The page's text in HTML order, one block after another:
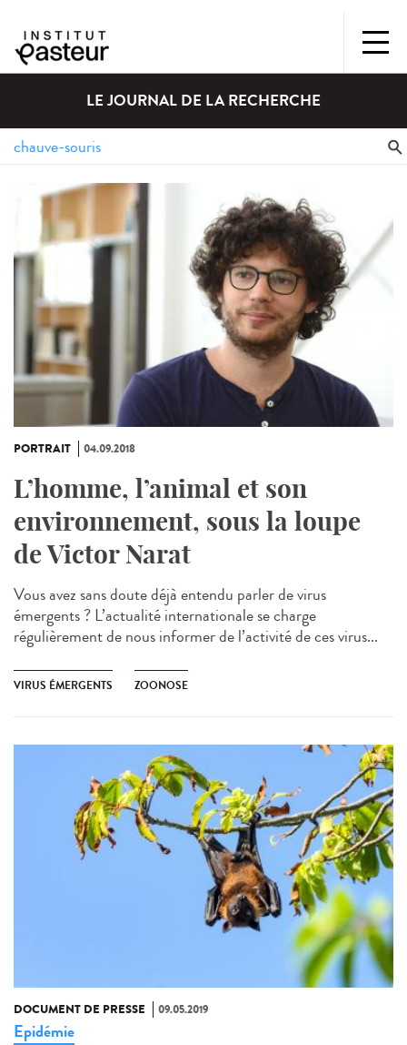
LE JOURNAL DE LA RECHERCHE
PORTRAIT 04.09.2018
L’homme, l’animal et son
environnement, sous la loupe
de Victor Narat
Vous avez sans doute déjà entendu parler de virus
émergents ? L’actualité internationale se charge
régulièrement de nous informer de l’activité de ces virus...
VIRUS ÉMERGENTS ZOONOSE
DOCUMENT DE PRESSE 09.05.2019
Epidémie